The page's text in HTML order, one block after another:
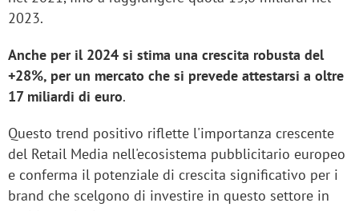
2023.
Anche per il 2024 si stima una crescita robusta del
+28%, per un mercato che si prevede attestarsi a oltre
17 miliardi di euro.
Questo trend positivo riflette l'importanza crescente
del Retail Media nell'ecosistema pubblicitario europeo
e conferma il potenziale di crescita significativo per i
brand che scelgono di investire in questo settore in